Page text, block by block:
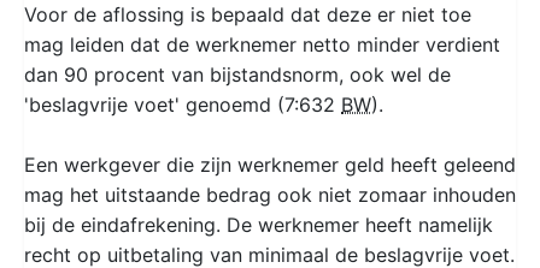
Voor de aflossing is bepaald dat deze er niet toe
mag leiden dat de werknemer netto minder verdient
dan 90 procent van bijstandsnorm, ook wel de
'beslagvrije voet' genoemd (7:632 BW).
Een werkgever die zijn werknemer geld heeft geleend
mag het uitstaande bedrag ook niet zomaar inhouden
bij de eindafrekening. De werknemer heeft namelijk
recht op uitbetaling van minimaal de beslagvrije voet.